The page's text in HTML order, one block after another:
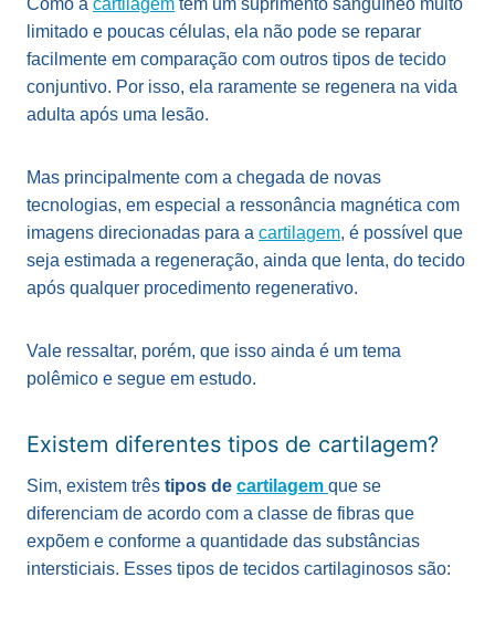
Como a cartilagem tem um suprimento sanguíneo muito
limitado e poucas células, ela não pode se reparar
facilmente em comparação com outros tipos de tecido
conjuntivo. Por isso, ela raramente se regenera na vida
adulta após uma lesão.
Mas principalmente com a chegada de novas
tecnologias, em especial a ressonância magnética com
imagens direcionadas para a cartilagem, é possível que
seja estimada a regeneração, ainda que lenta, do tecido
após qualquer procedimento regenerativo.
Vale ressaltar, porém, que isso ainda é um tema
polêmico e segue em estudo.
Existem diferentes tipos de cartilagem?
Sim, existem três tipos de cartilagem que se
diferenciam de acordo com a classe de fibras que
expõem e conforme a quantidade das substâncias
intersticiais. Esses tipos de tecidos cartilaginosos são: